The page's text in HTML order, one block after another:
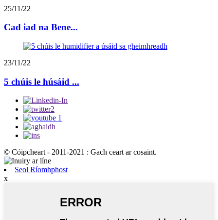
25/11/22
Cad iad na Bene...
23/11/22
5 chúis le húsáid ...
© Cóipcheart - 2011-2021 : Gach ceart ar cosaint.
Seol Ríomhphost
x